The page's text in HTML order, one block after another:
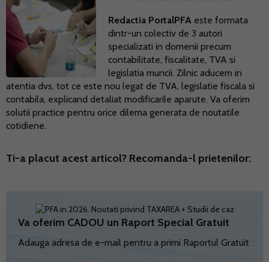
Redactia PortalPFA este formata
dintr-un colectiv de 3 autori
specializati in domenii precum
contabilitate, fiscalitate, TVA si
legislatia muncii. Zilnic aducem in
atentia dvs. tot ce este nou legat de TVA, legislatie fiscala si
contabila, explicand detaliat modificarile aparute. Va oferim
solutii practice pentru orice dilema generata de noutatile
cotidiene.
Ti-a placut acest articol? Recomanda-l prietenilor:
Va oferim CADOU un Raport Special Gratuit
Adauga adresa de e-mail pentru a primi Raportul Gratuit